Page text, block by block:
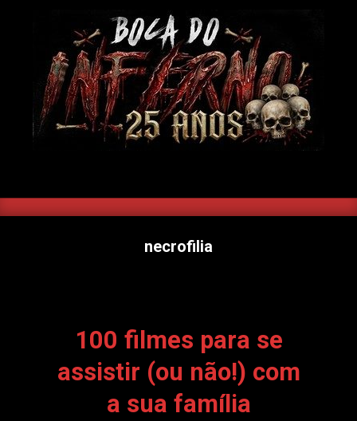
DO
INFERNO
necrofilia
100 filmes para se
assistir (ou não!) com
a sua família